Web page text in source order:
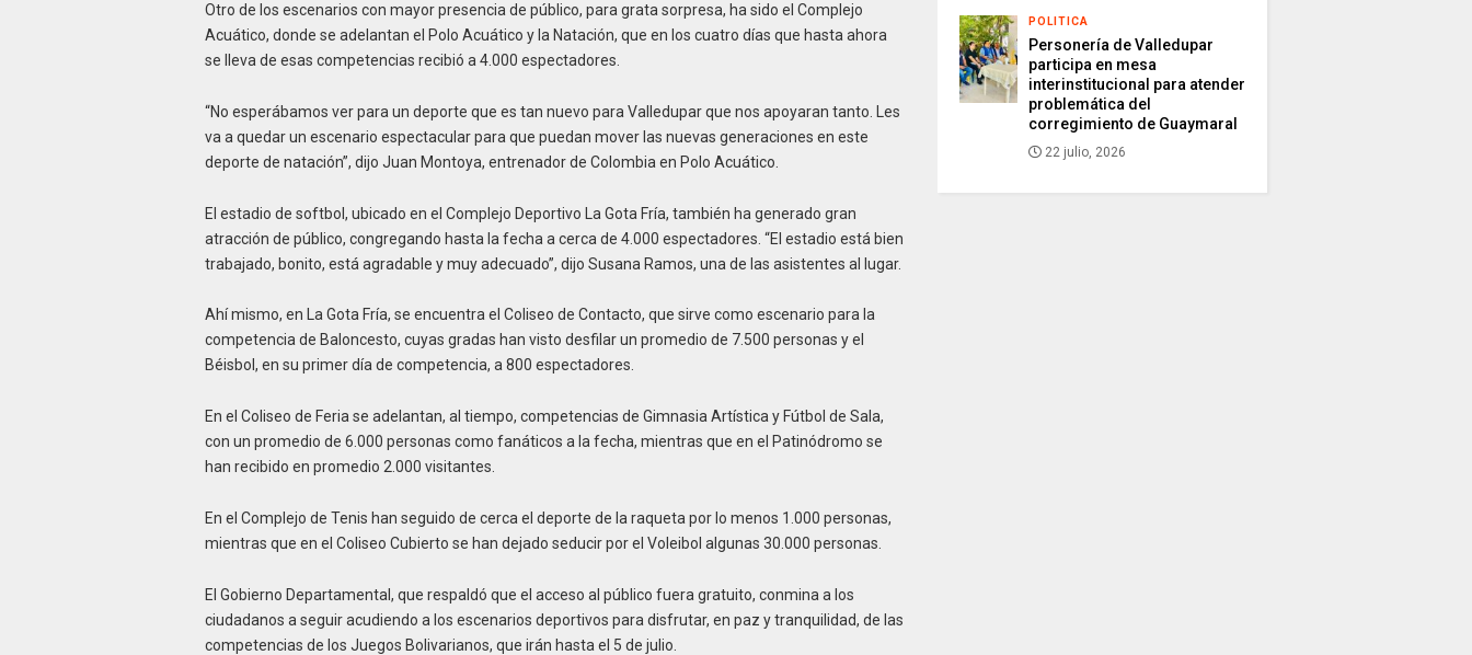
Otro de los escenarios con mayor presencia de público, para grata sorpresa, ha sido el Complejo
Acuático, donde se adelantan el Polo Acuático y la Natación, que en los cuatro días que hasta ahora
se lleva de esas competencias recibió a 4.000 espectadores.
“No esperábamos ver para un deporte que es tan nuevo para Valledupar que nos apoyaran tanto. Les
va a quedar un escenario espectacular para que puedan mover las nuevas generaciones en este
deporte de natación”, dijo Juan Montoya, entrenador de Colombia en Polo Acuático.
El estadio de softbol, ubicado en el Complejo Deportivo La Gota Fría, también ha generado gran
atracción de público, congregando hasta la fecha a cerca de 4.000 espectadores. “El estadio está bien
trabajado, bonito, está agradable y muy adecuado”, dijo Susana Ramos, una de las asistentes al lugar.
Ahí mismo, en La Gota Fría, se encuentra el Coliseo de Contacto, que sirve como escenario para la
competencia de Baloncesto, cuyas gradas han visto desfilar un promedio de 7.500 personas y el
Béisbol, en su primer día de competencia, a 800 espectadores.
En el Coliseo de Feria se adelantan, al tiempo, competencias de Gimnasia Artística y Fútbol de Sala,
con un promedio de 6.000 personas como fanáticos a la fecha, mientras que en el Patinódromo se
han recibido en promedio 2.000 visitantes.
En el Complejo de Tenis han seguido de cerca el deporte de la raqueta por lo menos 1.000 personas,
mientras que en el Coliseo Cubierto se han dejado seducir por el Voleibol algunas 30.000 personas.
El Gobierno Departamental, que respaldó que el acceso al público fuera gratuito, conmina a los
ciudadanos a seguir acudiendo a los escenarios deportivos para disfrutar, en paz y tranquilidad, de las
competencias de los Juegos Bolivarianos, que irán hasta el 5 de julio.
POLITICA
Personería de Valledupar
participa en mesa
interinstitucional para atender
problemática del
corregimiento de Guaymaral
22 julio, 2026